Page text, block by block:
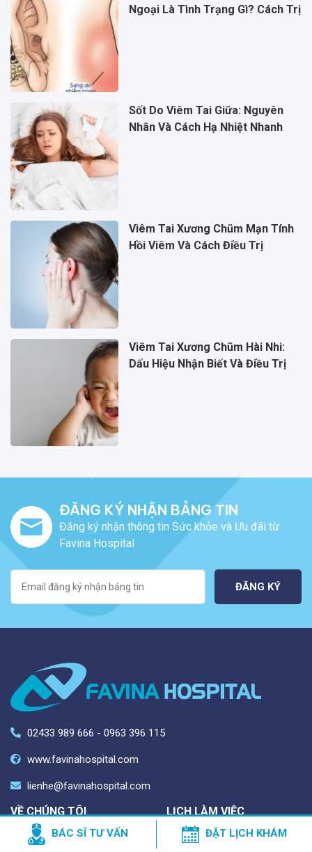
Ngoại Là Tình Trạng Gì? Cách Trị
Sốt Do Viêm Tai Giữa: Nguyên
Nhân Và Cách Hạ Nhiệt Nhanh
Viêm Tai Xương Chũm Mạn Tính
Hồi Viêm Và Cách Điều Trị
Viêm Tai Xương Chũm Hài Nhi:
Dấu Hiệu Nhận Biết Và Điều Trị
ĐĂNG KÝ NHẬN BẢNG TIN
Đăng ký nhận thông tin Sức khỏe và Ưu đãi từ
Favina Hospital
ĐĂNG KÝ
02433 989 666 - 0963 396 115
www.favinahospital.com
lienhe@favinahospital.com
VỀ CHÚNG TÔI
Liên hệ
LỊCH LÀM VIỆC
Thời gian hoạt động: Thứ 2 -
BÁC SĨ TƯ VẤN ĐẶT LỊCH KHÁM